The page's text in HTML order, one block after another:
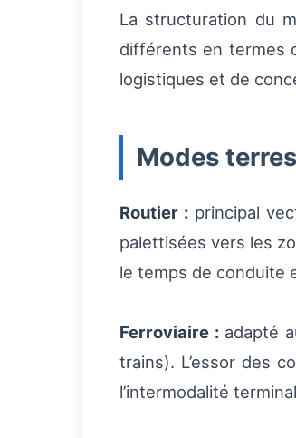
La structuration du
différents en termes
logistiques et de
Modes
Routier :principal
palettisées vers les
le temps de conduite
Ferroviaire :adapté
trains). L’essor des
l’intermodalité